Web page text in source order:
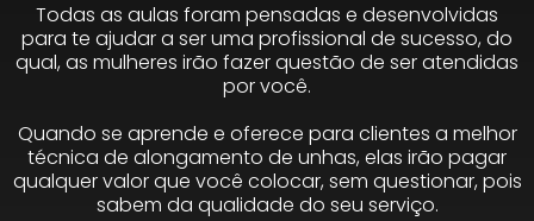
Todas as aulas foram pensadas e desenvolvidas
para te ajudar a ser uma profissional de sucesso, do
qual, as mulheres irão fazer questão de ser atendidas
por você.
Quando se aprende e oferece para clientes a melhor
técnica de alongamento de unhas, elas irão pagar
qualquer valor que você colocar, sem questionar, pois
sabem da qualidade do seu serviço.